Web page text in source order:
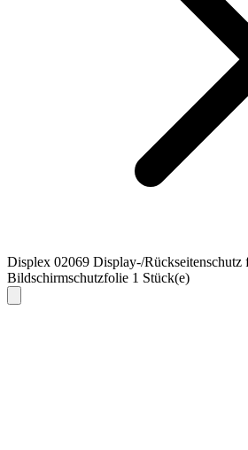
Displex 02069 Display-/Rückseitenschutz
Bildschirmschutzfolie 1 Stück(e)